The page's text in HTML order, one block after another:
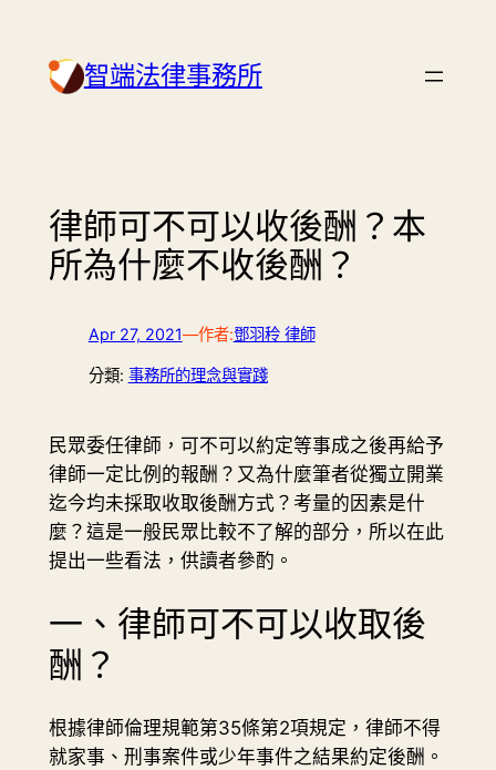
content 智端法律事務所
律師可不可以收後酬？本
所為什麼不收後酬？
Apr 27, 2021—作者:鄧羽秢 律師
分類: 事務所的理念與實踐
民眾委任律師，可不可以約定等事成之後再給予
律師一定比例的報酬？又為什麼筆者從獨立開業
迄今均未採取收取後酬方式？考量的因素是什
麼？這是一般民眾比較不了解的部分，所以在此
提出一些看法，供讀者參酌。
一、律師可不可以收取後
酬？
根據律師倫理規範第35條第2項規定，律師不得
就家事、刑事案件或少年事件之結果約定後酬。